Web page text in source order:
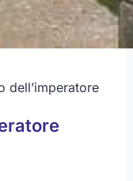
dell’imperatore